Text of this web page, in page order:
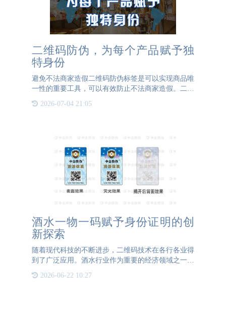
二维码防伪，为每个产品赋予独
特身份
避免不法商家造假二维码防伪标签是可以实现商品唯
一性的重要工具，可以有效防止不法商家造假。二维
伪查询系统，提高产品的安全性能，只需手机扫一扫
2026-07-04 21:05
酒水一物一码赋予身份证明的创
新探索
随着现代科技的不断进步，二维码技术在各行各业得
到了广泛应用。酒水行业作为重要的经济领域之一，
也积极响应并应用二维码技术，推出了“酒水一物一
码”系统。这一创新探索赋予了酒品以身份证明，极
2026-06-22 10:27